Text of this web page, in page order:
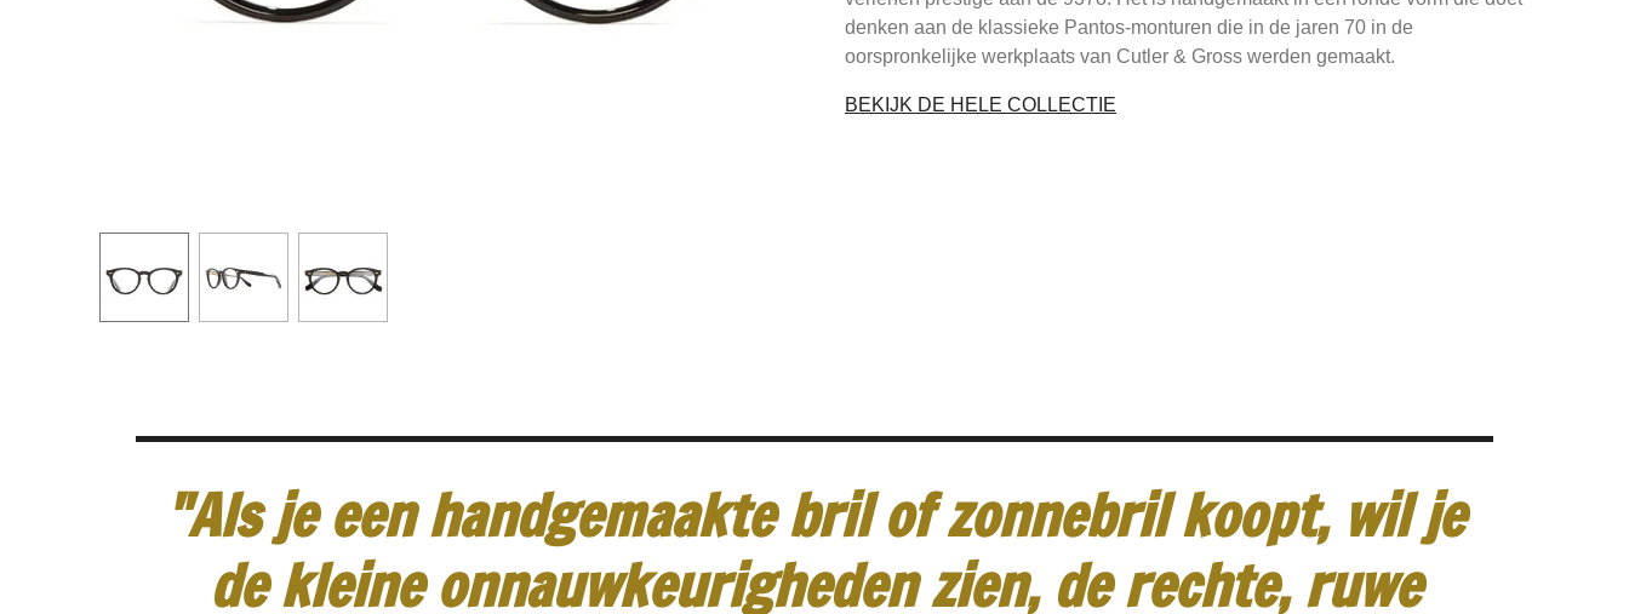
denken aan de klassieke Pantos-monturen die in de jaren 70 in de
oorspronkelijke werkplaats van Cutler & Gross werden gemaakt.
BEKIJK DE HELE COLLECTIE
"Als je een handgemaakte bril of zonnebril koopt, wil je
de kleine onnauwkeurigheden zien, de rechte, ruwe